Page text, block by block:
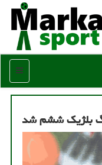
منو
بلژیك ششم شد